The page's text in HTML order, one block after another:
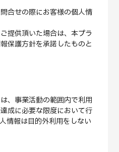
合せの際にお客様の個人情
提供頂いた場合は、本プラ
保護方針を承諾したものと
、事業活動の範囲内で利用
成に必要な限度において行
情報は目的外利用をしない